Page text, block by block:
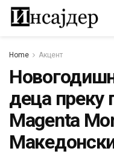
Home Акцент
деца преку
Magenta